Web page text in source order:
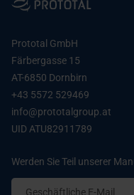
Prototal GmbH
Färbergasse 15
AT-6850 Dornbirn
+43 5572 529469
info@prototalgroup.at
UID ATU82911789
Werden Sie Teil unserer